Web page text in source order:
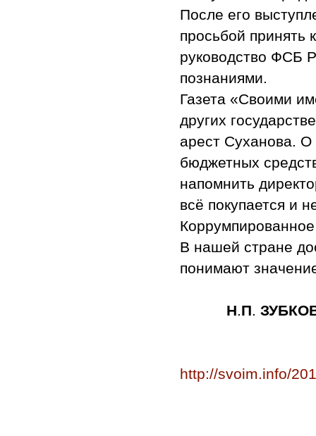
После его
просьбой принять
руководство ФСБ
познаниями.
Газета «Своими
других
арест Суханова.
бюджетных
напомнить
всё покупается и
В нашей стране
понимают
Н.П.
http://svoim.info/